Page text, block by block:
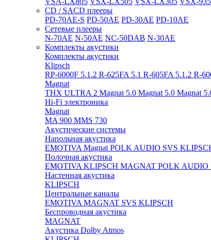
CD / SACD плееры
PD-70AE-S PD-50AE PD-30AE PD-10AE
Сетевые плееры
N-70AE N-50AE NC-50DAB N-30AE
Комплекты акустики
Комплекты акустики
Klipsch
RP-6000F 5.1.2 R-625FA 5.1 R-605FA 5.1.2 R-
Magnat
THX ULTRA 2 Magnat 5.0 Magnat 5.0 Magnat
Hi-Fi электроника
Magnat
MA 900 MMS 730
Акустические системы
Напольная акустика
EMOTIVA Magnat POLK AUDIO SVS
Полочная акустика
EMOTIVA KLIPSCH MAGNAT POLK AUDIO
Настенная акустика
KLIPSCH
Центральные каналы
EMOTIVA MAGNAT SVS KLIPSCH
Беспроводная акустика
MAGNAT
Акустика Dolby Atmos